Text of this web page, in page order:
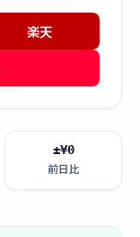
楽天
±¥0
前日比